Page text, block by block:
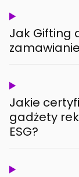
Jak Gifting
Jakie
gadżety
ESG?